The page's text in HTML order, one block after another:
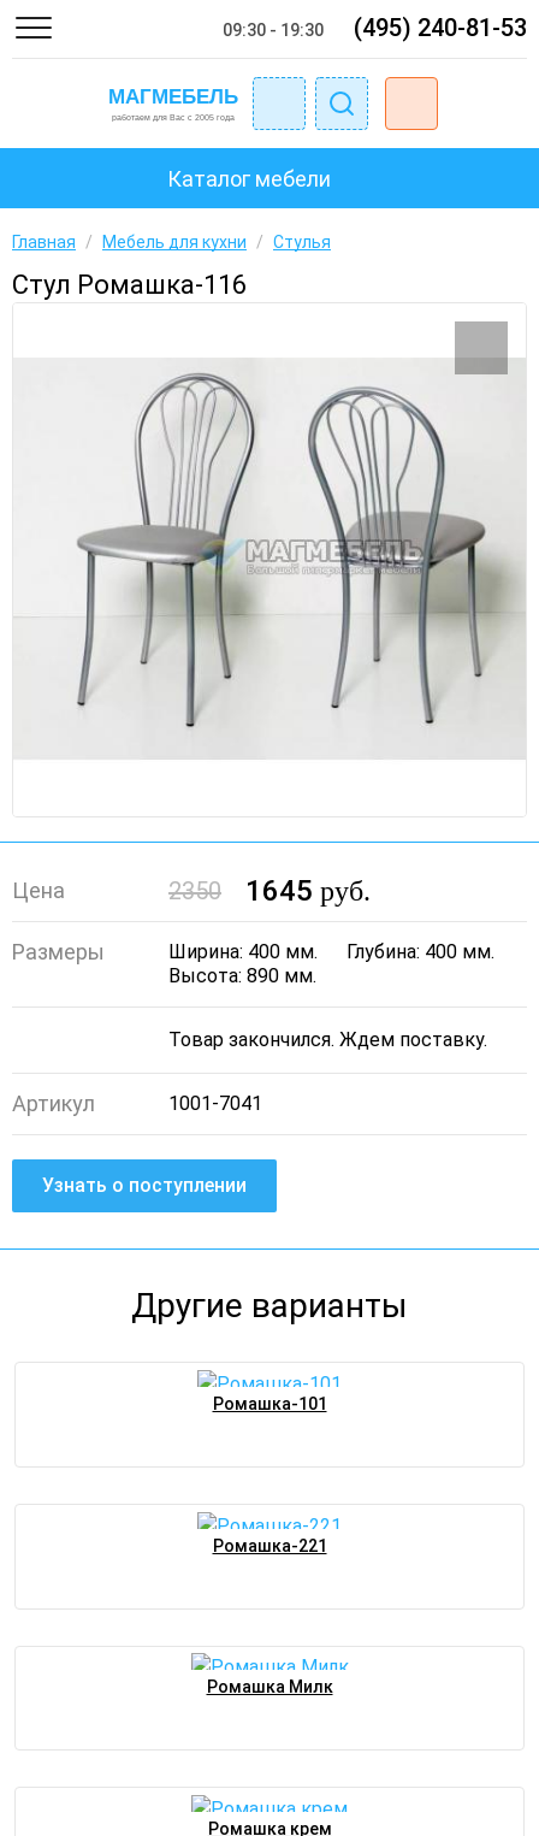
09:30 - 19:30 (495) 240-81-53
Каталог мебели
Главная / Мебель для кухни / Стулья
Стул Ромашка-116
Цена 2350 1645 руб.
Размеры Ширина: 400 мм.
Глубина: 400 мм.
Высота: 890 мм.
Артикул 1001-7041
Узнать о поступлении
Другие варианты
Ромашка-101
Ромашка-221
Ромашка Милк
Ромашка крем